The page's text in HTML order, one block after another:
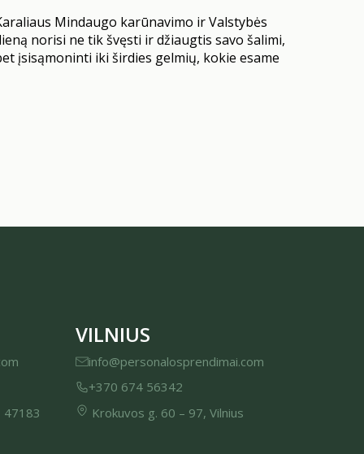
Mindaugo karūnavimo ir Valstybės
norisi ne tik švęsti ir džiaugtis savo šalimi,
įsisąmoninti iki širdies gelmių, kokie esame
47183
VILNIUS
info@personalosprendimai.com
+370 674 56342
Krokuvos g. 60 – 97, Vilnius